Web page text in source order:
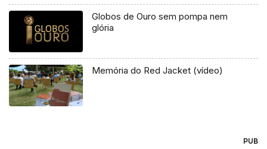
Globos de Ouro sem pompa nem
glória
Memória do Red Jacket (vídeo)
PUB